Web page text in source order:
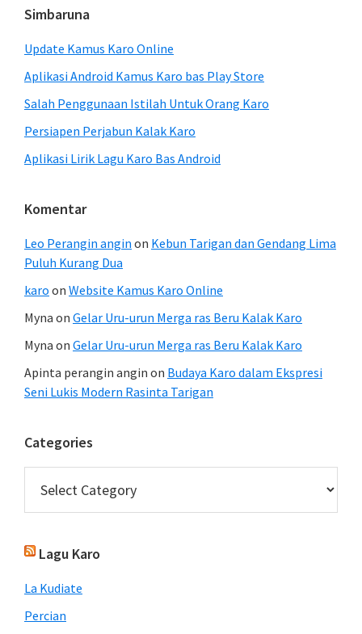
Simbaruna
Update Kamus Karo Online
Aplikasi Android Kamus Karo bas Play Store
Salah Penggunaan Istilah Untuk Orang Karo
Persiapen Perjabun Kalak Karo
Aplikasi Lirik Lagu Karo Bas Android
Komentar
Leo Perangin angin on Kebun Tarigan dan Gendang Lima
Puluh Kurang Dua
karo on Website Kamus Karo Online
Myna on Gelar Uru-urun Merga ras Beru Kalak Karo
Myna on Gelar Uru-urun Merga ras Beru Kalak Karo
Apinta perangin angin on Budaya Karo dalam Ekspresi
Seni Lukis Modern Rasinta Tarigan
Categories
Lagu Karo
La Kudiate
Percian